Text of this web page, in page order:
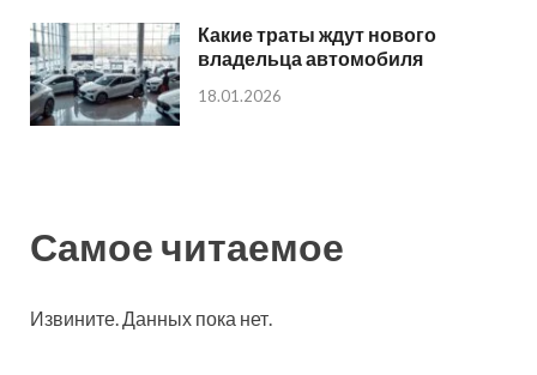
Какие траты ждут нового
владельца автомобиля
18.01.2026
Самое читаемое
Извините. Данных пока нет.